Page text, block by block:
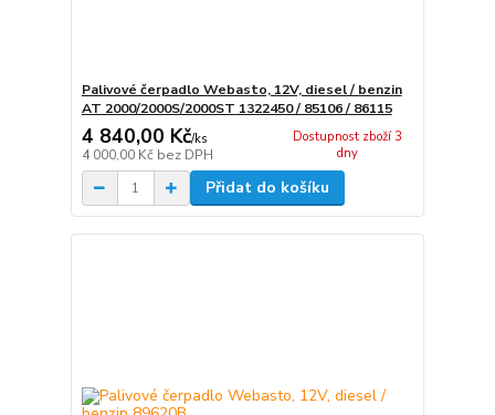
Palivové čerpadlo Webasto, 12V, diesel / benzin
AT 2000/2000S/2000ST 1322450 / 85106 / 86115
4 840,00 Kč/ks
4 000,00 Kč bez DPH
Dostupnost zboží 3
dny
Přidat do košíku